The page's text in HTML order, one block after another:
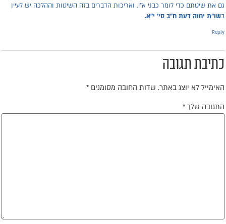
את שיטתם כדי לומר כבני א"י. ואריכות הדברים בזה השיטות וההלכה יש לעיין
שו"ת יחוה דעת ח"ב סי' י"א.
תגובה
לא יוצג באתר. שדות החובה מסומנים
שלך*